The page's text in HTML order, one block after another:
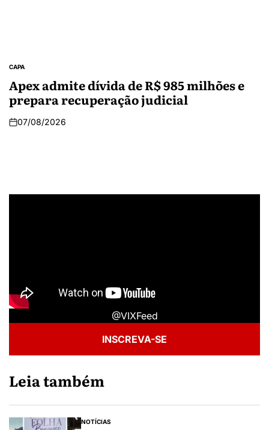
CAPA
Apex admite dívida de R$ 985 milhões e
prepara recuperação judicial
07/08/2026
@VIXFeed
INSCREVA-SE
Leia também
NOTÍCIAS